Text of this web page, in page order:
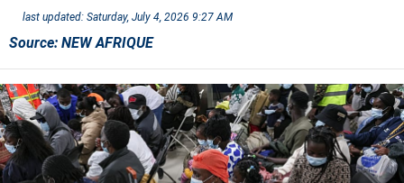
last updated: Saturday, July 4, 2026 9:27 AM
Source: NEW AFRIQUE